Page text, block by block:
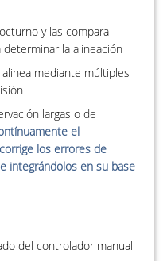
y las compara
la alineación
mediante múltiples
largas o de
el
los errores de
integrándolos en su base
del controlador manual